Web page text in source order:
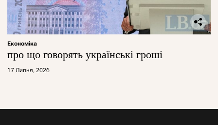
Економіка
про що говорять українські гроші
17 Липня, 2026